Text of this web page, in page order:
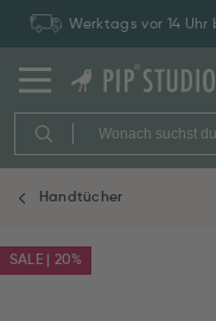
Werktags vor 14
Handtücher
SALE | 20%